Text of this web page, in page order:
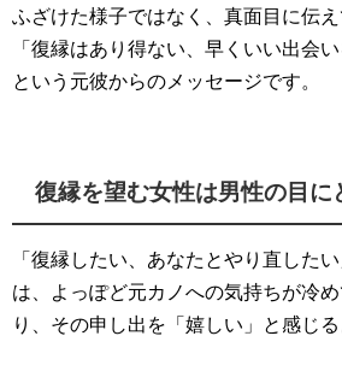
ふざけた様子ではなく、真面目に伝
「復縁はあり得ない、早くいい出会
という元彼からのメッセージです。
復縁を望む女性は男性の目に
「復縁したい、あなたとやり直した
は、よっぽど元カノへの気持ちが冷
り、その申し出を「嬉しい」と感じる